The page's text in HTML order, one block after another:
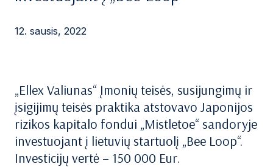
12. sausis, 2022
„Ellex Valiunas“ Įmonių teisės, susijungimų ir
įsigijimų teisės praktika atstovavo Japonijos
rizikos kapitalo fondui „Mistletoe“ sandoryje
investuojant į lietuvių startuolį „Bee Loop“.
Investicijų vertė – 150 000 Eur.